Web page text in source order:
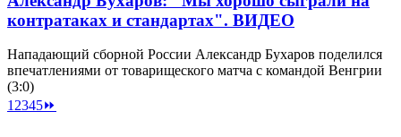
контратаках и стандартах". ВИДЕО
Нападающий сборной России Александр Бухаров поделился
впечатлениями от товарищеского матча с командой Венгрии
(3:0)
1 2345⏩